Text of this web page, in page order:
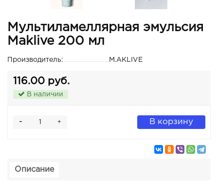
Мультиламеллярная эмульсия
Maklive 200 мл
Производитель: M.AKLIVE
116.00 руб.
В наличии
+
- В корзину
Описание